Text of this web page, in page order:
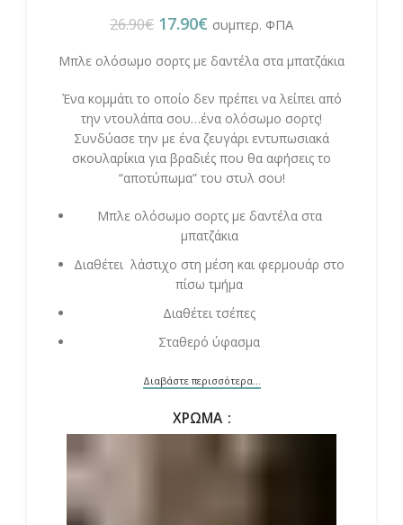
26.90€ 17.90€ συμπερ. ΦΠΑ
Μπλε ολόσωμο σορτς με δαντέλα στα μπατζάκια
Ένα κομμάτι το οποίο δεν πρέπει να λείπει από
την ντουλάπα σου…ένα ολόσωμο σορτς!
Συνδύασε την με ένα ζευγάρι εντυπωσιακά
σκουλαρίκια για βραδιές που θα αφήσεις το
“αποτύπωμα” του στυλ σου!
Μπλε ολόσωμο σορτς με δαντέλα στα
μπατζάκια
Διαθέτει λάστιχο στη μέση και φερμουάρ στο
πίσω τμήμα
Διαθέτει τσέπες
Σταθερό ύφασμα
Διαβάστε περισσότερα...
ΧΡΏΜΑ